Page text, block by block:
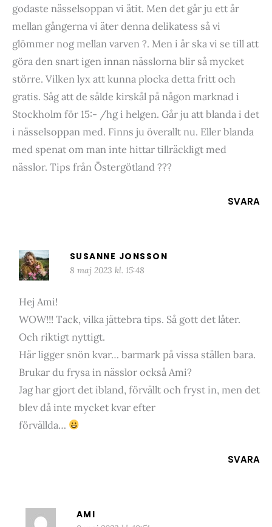
godaste nässelsoppan vi ätit. Men det går ju ett år
mellan gångerna vi äter denna delikatess så vi
glömmer nog mellan varven ?. Men i år ska vi se till att
göra den snart igen innan nässlorna blir så mycket
större. Vilken lyx att kunna plocka detta fritt och
gratis. Såg att de sålde kirskål på någon marknad i
Stockholm för 15:- /hg i helgen. Går ju att blanda i det
i nässelsoppan med. Finns ju överallt nu. Eller blanda
med spenat om man inte hittar tillräckligt med
nässlor. Tips från Östergötland ???
SVARA
SUSANNE JONSSON
8 maj 2023 kl. 15:48
Hej Ami!
WOW!!! Tack, vilka jättebra tips. Så gott det låter.
Och riktigt nyttigt.
Här ligger snön kvar… barmark på vissa ställen bara.
Brukar du frysa in nässlor också Ami?
Jag har gjort det ibland, förvällt och fryst in, men det
blev då inte mycket kvar efter
förvällda…
SVARA
AMI